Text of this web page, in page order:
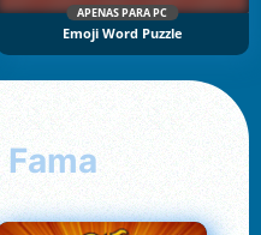
APENAS PARA PC
Emoji Word Puzzle
Fama